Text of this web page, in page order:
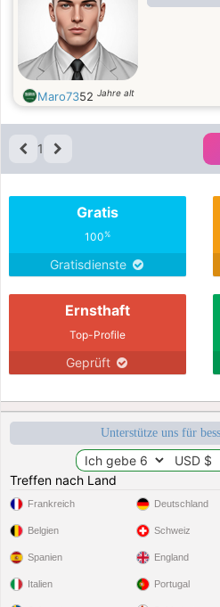
Maro7352 Jahre alt
1
Gratis
100%
Gratisdienste
Ernsthaft
Top-Profile
Geprüft
Unterstütze uns für
Treffen nach Land
Frankreich
Belgien
Spanien
Italien
Deutschland
Schweiz
England
Portugal